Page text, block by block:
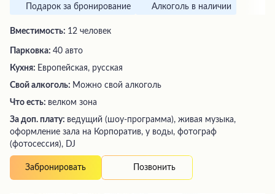
Подарок за бронирование Алкоголь в наличии
Вместимость: 12 человек
Парковка: 40 авто
Кухня: Европейская, русская
Свой алкоголь: Можно свой алкоголь
Что есть: велком зона
За доп. плату: ведущий (шоу-программа), живая музыка,
оформление зала на Корпоратив, у воды, фотограф
(фотосессия), DJ
Забронировать Позвонить